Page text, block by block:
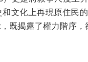
既揭露了權力階序